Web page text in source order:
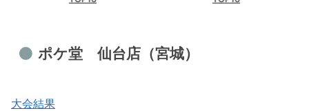
ポケ堂 仙台店（宮城）
大会結果